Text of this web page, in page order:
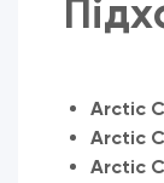
Arctic
Arctic
Arctic